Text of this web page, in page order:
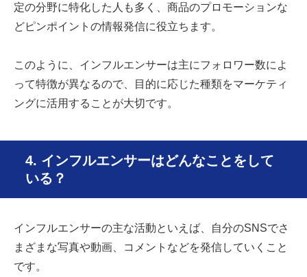
定の分野に特化した人も多く、商品のプロモーションな
どピンポイントの情報発信に役立ちます。
このように、インフルエンサーは主にフォロワー数によ
って特徴が異なるので、目的に応じた種類をマーケティ
ングに活用することが大切です。
4. インフルエンサーはどんなことをして
いる？
インフルエンサーの主な活動といえば、自分のSNSでさ
まざまな写真や動画、コメントなどを発信していくこと
です。